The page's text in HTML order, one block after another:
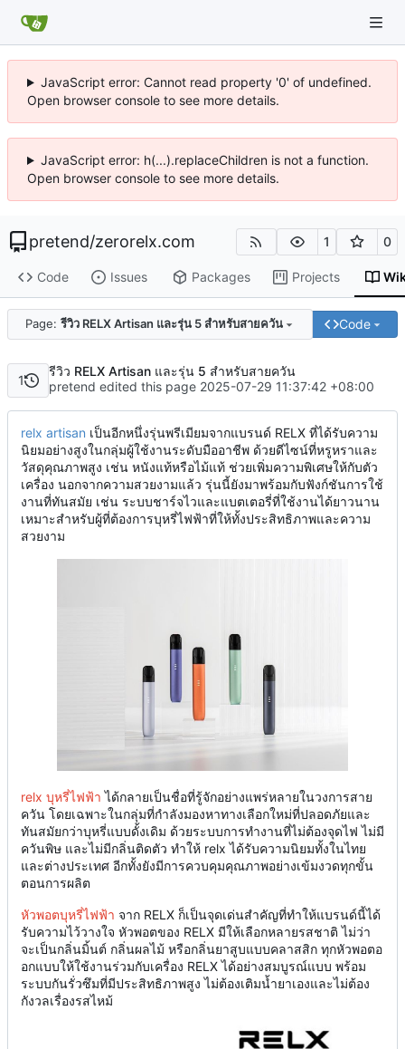
JavaScript error: Cannot read property '0' of undefined.
Open browser console to see more details.
JavaScript error: h(...).replaceChildren is not a function.
Open browser console to see more details.
pretend/zerorelx.com 1 0
Code Issues Packages Projects
Page: รีวิว RELX Artisan และรุ่น 5 สำหรับสายควัน Code
1
รีวิว RELX Artisan และรุ่น 5 สำหรับสายควัน
pretend edited this page 2025-07-29 11:37:42 +08:00
relx artisan เป็นอีกหนึ่งรุ่นพรีเมียมจากแบรนด์ RELX ที่ได้รับความ
นิยมอย่างสูงในกลุ่มผู้ใช้งานระดับมืออาชีพ ด้วยดีไซน์ที่หรูหราและ
วัสดุคุณภาพสูง เช่น หนังแท้หรือไม้แท้ ช่วยเพิ่มความพิเศษให้กับตัว
เครื่อง นอกจากความสวยงามแล้ว รุ่นนี้ยังมาพร้อมกับฟังก์ชันการใช้
งานที่ทันสมัย เช่น ระบบชาร์จไวและแบตเตอรี่ที่ใช้งานได้ยาวนาน
เหมาะสำหรับผู้ที่ต้องการบุหรี่ไฟฟ้าที่ให้ทั้งประสิทธิภาพและความ
สวยงาม
relx บุหรี่ไฟฟ้า ได้กลายเป็นชื่อที่รู้จักอย่างแพร่หลายในวงการสาย
ควัน โดยเฉพาะในกลุ่มที่กำลังมองหาทางเลือกใหม่ที่ปลอดภัยและ
ทันสมัยกว่าบุหรี่แบบดั้งเดิม ด้วยระบบการทำงานที่ไม่ต้องจุดไฟ ไม่มี
ควันพิษ และไม่มีกลิ่นติดตัว ทำให้ relx ได้รับความนิยมทั้งในไทย
และต่างประเทศ อีกทั้งยังมีการควบคุมคุณภาพอย่างเข้มงวดทุกขั้น
ตอนการผลิต
หัวพอตบุหรี่ไฟฟ้า จาก RELX ก็เป็นจุดเด่นสำคัญที่ทำให้แบรนด์นี้ได้
รับความไว้วางใจ หัวพอตของ RELX มีให้เลือกหลายรสชาติ ไม่ว่า
จะเป็นกลิ่นมิ้นต์ กลิ่นผลไม้ หรือกลิ่นยาสูบแบบคลาสสิก ทุกหัวพอตอ
อกแบบให้ใช้งานร่วมกับเครื่อง RELX ได้อย่างสมบูรณ์แบบ พร้อม
ระบบกันรั่วซึมที่มีประสิทธิภาพสูง ไม่ต้องเติมน้ำยาเองและไม่ต้อง
กังวลเรื่องรสไหม้